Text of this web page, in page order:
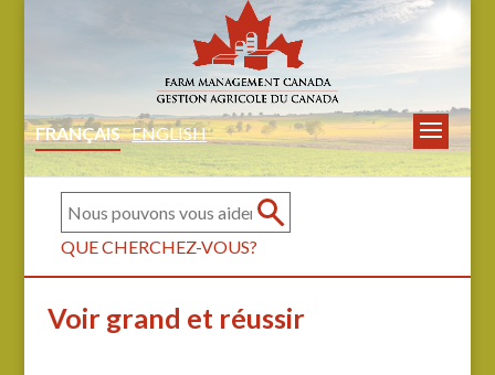
FRANÇAIS ENGLISH
QUE CHERCHEZ-VOUS?
Voir grand et réussir